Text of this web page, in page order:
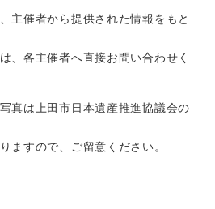
主催者から提供された情報をもと
、各主催者へ直接お問い合わせく
真は上田市日本遺産推進協議会の
ますので、ご留意ください。